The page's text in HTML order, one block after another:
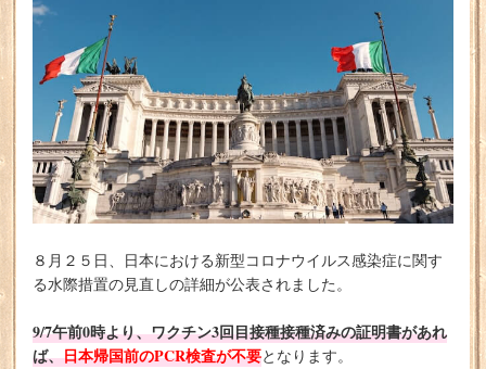
８月２５日、日本における新型コロナウイルス感染症に関す
る水際措置の見直しの詳細が公表されました。
9/7午前0時より、ワクチン3回目接種接種済みの証明書があれ
ば、日本帰国前のPCR検査が不要となります。